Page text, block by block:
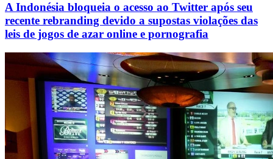
A Indonésia bloqueia o acesso ao Twitter após seu
recente rebranding devido a supostas violações das
leis de jogos de azar online e pornografia